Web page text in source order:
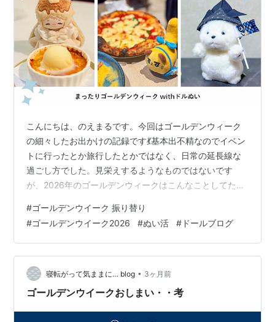
こんにちは、のえまるです。今回はゴールデンウィーク
の細々したお出かけの記録です💃基本出不精なのでイベン
トに行ったとか旅行したとかではなく、日常の延長線な
過ごし方でした。見栄えするようなものではないです
が、2026年のゴールデンウィークはこんなことしてた
ます!諸々の事情で外出はゴールデンウィーク前半の話ば
かりで、振り返ったら食べてばかりでした😄ﾃﾞﾌﾞ〜!お付
き合いいただける方はこのままどうぞ🫶 夫の誕生日🎂 ス
ンスンのポップアップストアリベンジ 結婚記念日を祝う
㊗️ スンスンポップアップストア2回目 学マスHIF参戦ポス
ター シルバニアポップア…
#ゴールデンウイーク 振り替り
#ゴールデンウイーク2026 #ぬい活 # ドールブログ
寝転がって気ままに… blog • 3ヶ月前
ゴールデンウイークおしまい・・考